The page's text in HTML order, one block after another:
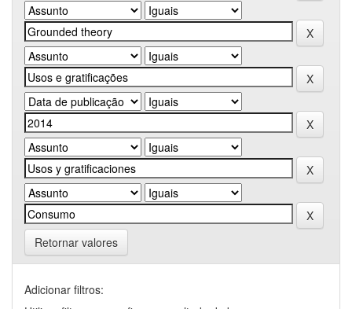
Retornar valores
Adicionar filtros: